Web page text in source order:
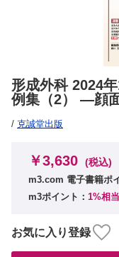
形成外科 2024
例集（2） ―顔
/ 克誠堂出版
￥3,630 (税込)
m3.com 電子書籍ポ
m3ポイント： 1%相当
お気に入り登録